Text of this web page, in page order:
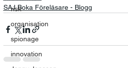
risk
organisation
spionage
innovation
SAJ Boka Föreläsare - Blogg